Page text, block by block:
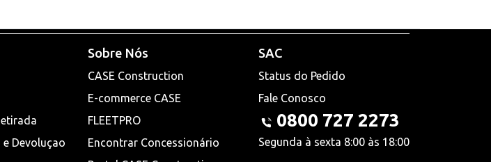
Devoluçao
Sobre Nós
CASE Construction
E-commerce CASE
FLEETPRO
Encontrar Concessionário
SAC
Status do Pedido
Fale Conosco
0800 727 2273
Segunda à sexta 8:00 às 18:00